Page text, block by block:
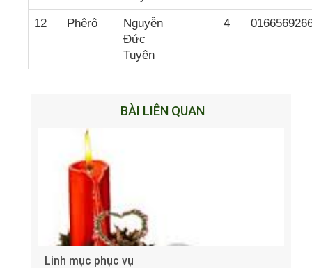
12 Phêrô
Nguyễn
Đức
Tuyên
4
BÀI LIÊN QUAN
Linh mục phục vụ